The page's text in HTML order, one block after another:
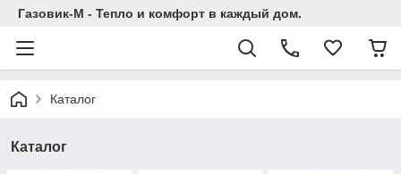
Газовик-М - Тепло и комфорт в каждый дом.
Каталог
Каталог